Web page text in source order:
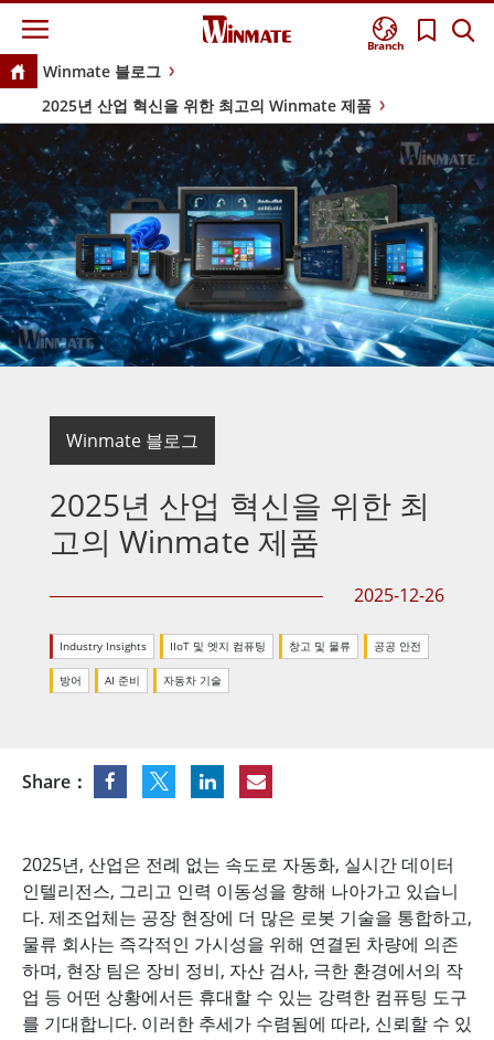
Branch
Winmate 블로그
2025년 산업 혁신을 위한 최고의 Winmate 제품
Winmate 블로그
2025년 산업 혁신을 위한 최
고의 Winmate 제품
2025-12-26
Industry Insights IIoT 및 엣지 컴퓨팅 창고 및 물류 공공 안전
방어 AI 준비 자동차 기술
Share：
2025년, 산업은 전례 없는 속도로 자동화, 실시간 데이터
인텔리전스, 그리고 인력 이동성을 향해 나아가고 있습니
다. 제조업체는 공장 현장에 더 많은 로봇 기술을 통합하고,
물류 회사는 즉각적인 가시성을 위해 연결된 차량에 의존
하며, 현장 팀은 장비 정비, 자산 검사, 극한 환경에서의 작
업 등 어떤 상황에서든 휴대할 수 있는 강력한 컴퓨팅 도구
를 기대합니다. 이러한 추세가 수렴됨에 따라, 신뢰할 수 있